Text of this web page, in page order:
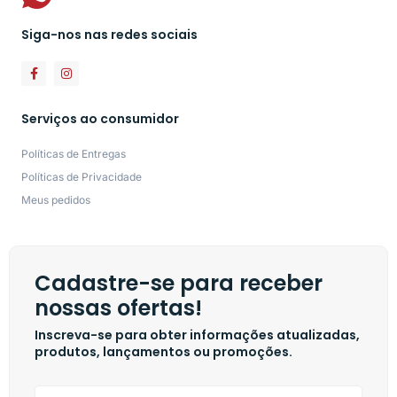
Siga-nos nas redes sociais
Serviços ao consumidor
Políticas de Entregas
Políticas de Privacidade
Meus pedidos
Cadastre-se para receber
nossas ofertas!
Inscreva-se para obter informações atualizadas,
produtos, lançamentos ou promoções.